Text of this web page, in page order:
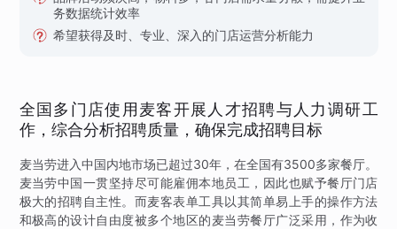
务数据统计效率
希望获得及时、专业、深入的门店运营分析能力
全国多门店使用麦客开展人才招聘与人力调研工
作，综合分析招聘质量，确保完成招聘目标
麦当劳进入中国内地市场已超过30年，在全国有3500多家餐厅。
麦当劳中国一贯坚持尽可能雇佣本地员工，因此也赋予餐厅门店
极大的招聘自主性。而麦客表单工具以其简单易上手的操作方法
和极高的设计自由度被多个地区的麦当劳餐厅广泛采用，作为收